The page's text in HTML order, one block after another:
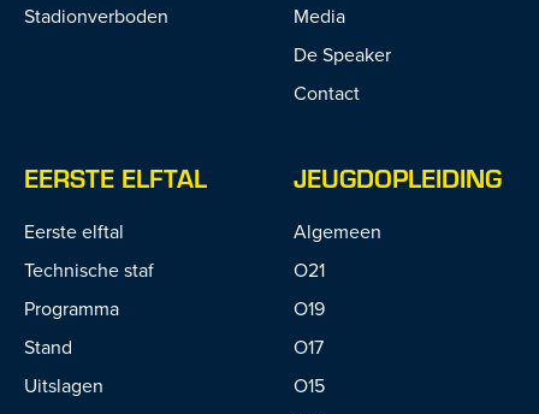
Stadionverboden
Media
De Speaker
Contact
EERSTE ELFTAL
Eerste elftal
Technische staf
Programma
Stand
Uitslagen
JEUGDOPLEIDING
Algemeen
O21
O19
O17
O15